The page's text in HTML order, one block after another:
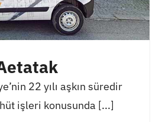
22 yılı aşkın süredir
işleri konusunda [...]